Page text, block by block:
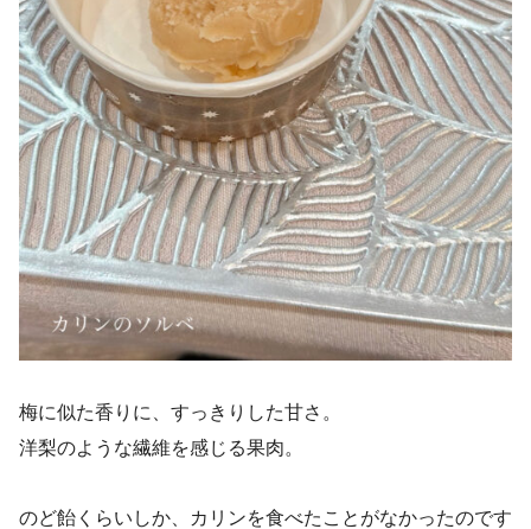
梅に似た香りに、すっきりした甘さ。
洋梨のような繊維を感じる果肉。
のど飴くらいしか、カリンを食べたことがなかったのです